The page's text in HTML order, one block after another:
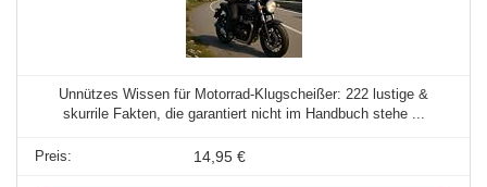
Unnützes Wissen für Motorrad-Klugscheißer: 222 lustige &
skurrile Fakten, die garantiert nicht im Handbuch stehe ...
14,95 €